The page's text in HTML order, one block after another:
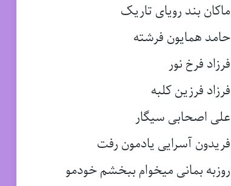
ماکان بند رویای تاریک
حامد همایون فرشته
فرزاد فرخ نور
فرزاد فرزین کلبه
علی اصحابی سیگار
فریدون آسرایی یادمون رفت
روزبه بمانی میخوام ببخشم خودمو